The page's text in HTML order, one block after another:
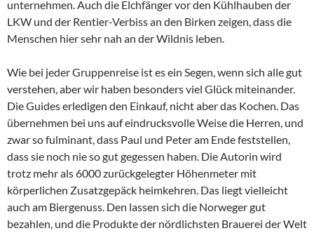
unternehmen. Auch die Elchfänger vor den Kühlhauben der
LKW und der Rentier-Verbiss an den Birken zeigen, dass die
Menschen hier sehr nah an der Wildnis leben.
Wie bei jeder Gruppenreise ist es ein Segen, wenn sich alle gut
verstehen, aber wir haben besonders viel Glück miteinander.
Die Guides erledigen den Einkauf, nicht aber das Kochen. Das
übernehmen bei uns auf eindrucksvolle Weise die Herren, und
zwar so fulminant, dass Paul und Peter am Ende feststellen,
dass sie noch nie so gut gegessen haben. Die Autorin wird
trotz mehr als 6000 zurückgelegter Höhenmeter mit
körperlichen Zusatzgepäck heimkehren. Das liegt vielleicht
auch am Biergenuss. Den lassen sich die Norweger gut
bezahlen, und die Produkte der nördlichsten Brauerei der Welt